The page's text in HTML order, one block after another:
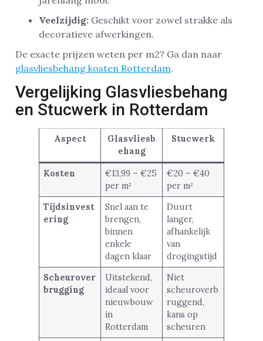
Veelzijdig: Geschikt voor zowel strakke als
decoratieve afwerkingen.
De exacte prijzen weten per m2? Ga dan naar
glasvliesbehang kosten Rotterdam.
Vergelijking Glasvliesbehang
en Stucwerk in Rotterdam
Aspect
Glasvliesb
ehang
Stucwerk
Kosten
€13,99 – €25
per m²
€20 – €40
per m²
Tijdsinvest
ering
Snel aan te
brengen,
binnen
enkele
dagen klaar
Duurt
langer,
afhankelijk
van
drogingstijd
Scheurover
brugging
Uitstekend,
ideaal voor
nieuwbouw
in
Rotterdam
Niet
scheuroverb
ruggend,
kans op
scheuren